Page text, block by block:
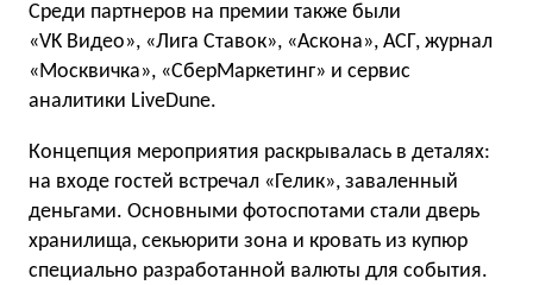
Среди партнеров на премии также были
«VK Видео», «Лига Ставок», «Аскона», АСГ, журнал
«Москвичка», «СберМаркетинг» и сервис
аналитики LiveDune.
Концепция мероприятия раскрывалась в деталях:
на входе гостей встречал «Гелик», заваленный
деньгами. Основными фотоспотами стали дверь
хранилища, секьюрити зона и кровать из купюр
специально разработанной валюты для события.